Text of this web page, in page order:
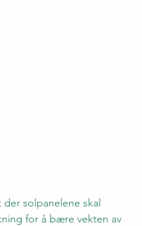
solpanelene skal
for å bære vekten av